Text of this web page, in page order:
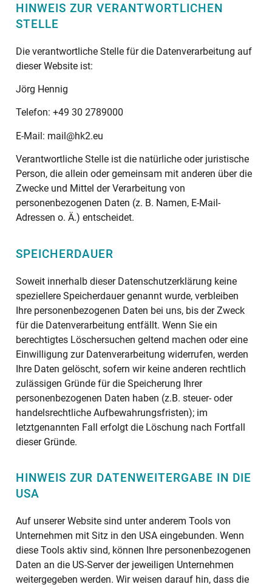
HINWEIS ZUR VERANTWORTLICHEN
STELLE
Die verantwortliche Stelle für die Datenverarbeitung auf
dieser Website ist:
Jörg Hennig
Telefon: +49 30 2789000
E-Mail: mail@hk2.eu
Verantwortliche Stelle ist die natürliche oder juristische
Person, die allein oder gemeinsam mit anderen über die
Zwecke und Mittel der Verarbeitung von
personenbezogenen Daten (z. B. Namen, E-Mail-
Adressen o. Ä.) entscheidet.
SPEICHERDAUER
Soweit innerhalb dieser Datenschutzerklärung keine
speziellere Speicherdauer genannt wurde, verbleiben
Ihre personenbezogenen Daten bei uns, bis der Zweck
für die Datenverarbeitung entfällt. Wenn Sie ein
berechtigtes Löschersuchen geltend machen oder eine
Einwilligung zur Datenverarbeitung widerrufen, werden
Ihre Daten gelöscht, sofern wir keine anderen rechtlich
zulässigen Gründe für die Speicherung Ihrer
personenbezogenen Daten haben (z.B. steuer- oder
handelsrechtliche Aufbewahrungsfristen); im
letztgenannten Fall erfolgt die Löschung nach Fortfall
dieser Gründe.
HINWEIS ZUR DATENWEITERGABE IN DIE
USA
Auf unserer Website sind unter anderem Tools von
Unternehmen mit Sitz in den USA eingebunden. Wenn
diese Tools aktiv sind, können Ihre personenbezogenen
Daten an die US-Server der jeweiligen Unternehmen
weitergegeben werden. Wir weisen darauf hin, dass die